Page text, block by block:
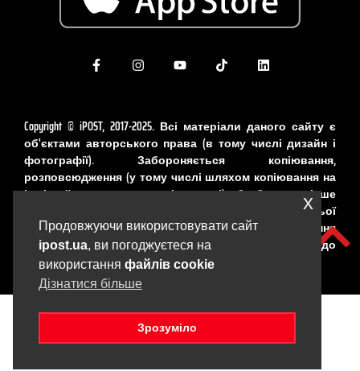
Copyright © iPOST, 2017-2025. Всі матеріали даного сайту є
об'єктами авторського права (в тому числі дизайн і
фотографії). Забороняється копіювання,
розповсюдження (у тому числі шляхом копіювання на
інші сайти та ресурси в Інтернеті) або будь-яке інше
використання інформації і об'єктів без попередньої
письмової згоди правовласника. Порушення
авторських прав карається відповідно до
законодавства України.
Продовжуючи використовувати сайт
ipost.ua, ви погоджуєтеся на
використання файлів cookie
Дізнатися більше
Зрозуміло
x